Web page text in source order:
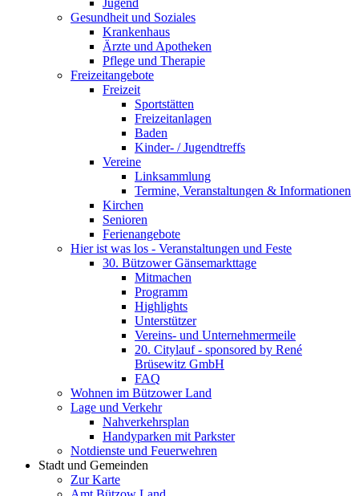
Gesundheit und Soziales
Krankenhaus
Ärzte und Apotheken
Pflege und Therapie
Freizeitangebote
Freizeit
Sportstätten
Freizeitanlagen
Baden
Kinder- / Jugendtreffs
Vereine
Linksammlung
Termine, Veranstaltungen & Informationen
Kirchen
Senioren
Ferienangebote
Hier ist was los - Veranstaltungen und Feste
30. Bützower Gänsemarkttage
Mitmachen
Programm
Highlights
Unterstützer
Vereins- und Unternehmermeile
20. Citylauf - sponsored by René
Brüsewitz GmbH
FAQ
Wohnen im Bützower Land
Lage und Verkehr
Nahverkehrsplan
Handyparken mit Parkster
Notdienste und Feuerwehren
Stadt und Gemeinden
Zur Karte